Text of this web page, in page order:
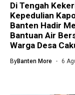
Di Tengah
Kepedulian
Banten Hadir
Bantuan Air
Warga Desa
ByBanten More 6